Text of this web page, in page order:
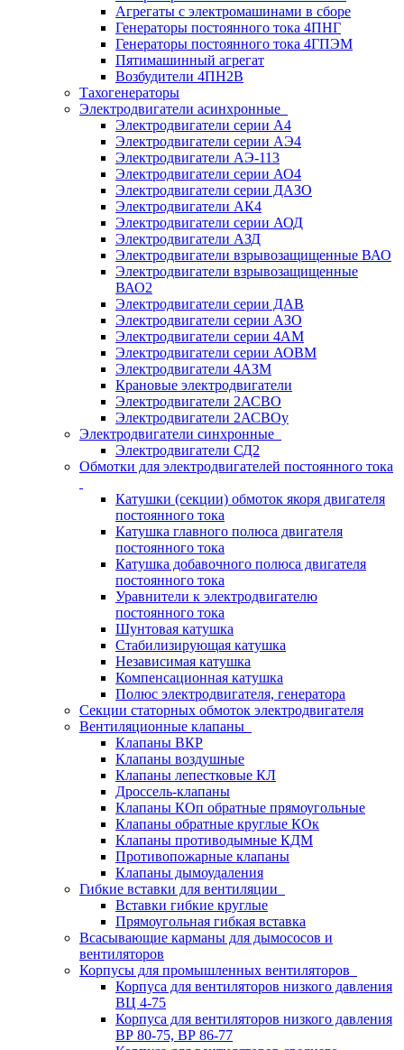
Агрегаты с электромашинами в сборе
Генераторы постоянного тока 4ПНГ
Генераторы постоянного тока 4ГПЭМ
Пятимашинный агрегат
Возбудители 4ПН2В
Тахогенераторы
Электродвигатели асинхронные
Электродвигатели серии А4
Электродвигатели серии АЭ4
Электродвигатели АЭ-113
Электродвигатели серии АО4
Электродвигатели серии ДАЗО
Электродвигатели АК4
Электродвигатели серии АОД
Электродвигатели АЗД
Электродвигатели взрывозащищенные ВАО
Электродвигатели взрывозащищенные
ВАО2
Электродвигатели серии ДАВ
Электродвигатели серии АЗО
Электродвигатели серии 4АМ
Электродвигатели серии АОВМ
Электродвигатели 4АЗМ
Крановые электродвигатели
Электродвигатели 2АСВО
Электродвигатели 2АСВОу
Электродвигатели синхронные
Электродвигатели СД2
Обмотки для электродвигателей постоянного тока
Катушки (секции) обмоток якоря двигателя
постоянного тока
Катушка главного полюса двигателя
постоянного тока
Катушка добавочного полюса двигателя
постоянного тока
Уравнители к электродвигателю
постоянного тока
Шунтовая катушка
Стабилизирующая катушка
Независимая катушка
Компенсационная катушка
Полюс электродвигателя, генератора
Секции статорных обмоток электродвигателя
Вентиляционные клапаны
Клапаны ВКР
Клапаны воздушные
Клапаны лепестковые КЛ
Дроссель-клапаны
Клапаны КОп обратные прямоугольные
Клапаны обратные круглые КОк
Клапаны противодымные КДМ
Противопожарные клапаны
Клапаны дымоудаления
Гибкие вставки для вентиляции
Вставки гибкие круглые
Прямоугольная гибкая вставка
Всасывающие карманы для дымососов и
вентиляторов
Корпусы для промышленных вентиляторов
Корпуса для вентиляторов низкого давления
ВЦ 4-75
Корпуса для вентиляторов низкого давления
ВР 80-75, ВР 86-77